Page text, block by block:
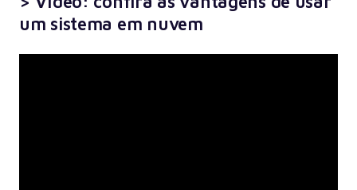
um sistema em nuvem